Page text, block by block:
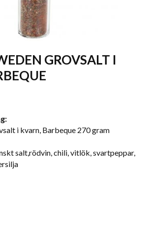
GROVSALT I
i kvarn, Barbeque 270 gram
salt,rödvin, chili, vitlök, svartpeppar,